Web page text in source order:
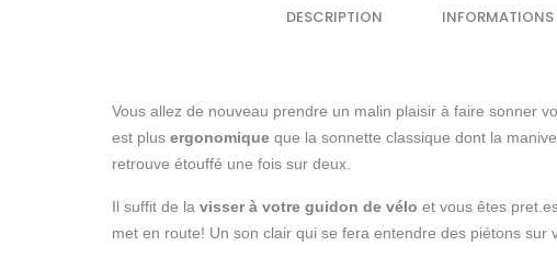
DESCRIPTION
Vous allez de nouveau prendre un malin plaisir à faire sonner
est plus ergonomique que la sonnette classique dont la
retrouve étouffé une fois sur deux.
Il suffit de la visser à votre guidon de vélo et vous êtes
met en route! Un son clair qui se fera entendre des piétons sur